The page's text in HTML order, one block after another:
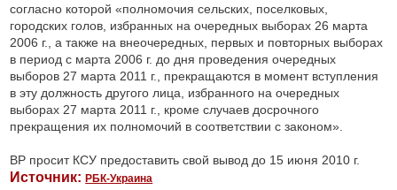
согласно которой «полномочия сельских, поселковых,
городских голов, избранных на очередных выборах 26 марта
2006 г., а также на внеочередных, первых и повторных выборах
в период с марта 2006 г. до дня проведения очередных
выборов 27 марта 2011 г., прекращаются в момент вступления
в эту должность другого лица, избранного на очередных
выборах 27 марта 2011 г., кроме случаев досрочного
прекращения их полномочий в соответствии с законом».
ВР просит КСУ предоставить свой вывод до 15 июня 2010 г.
Источник:РБК-Украина